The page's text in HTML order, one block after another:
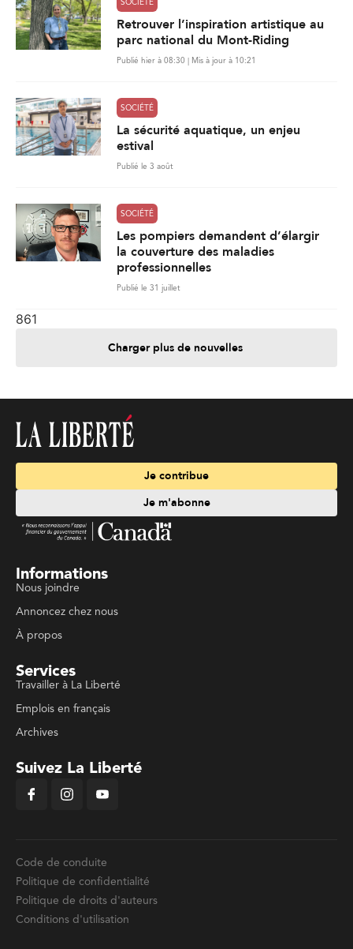
SOCIÉTÉ
Retrouver l’inspiration artistique au
parc national du Mont-Riding
Publié hier à 08:30 | Mis à jour à 10:21
SOCIÉTÉ
La sécurité aquatique, un enjeu
estival
Publié le 3 août
SOCIÉTÉ
Les pompiers demandent d’élargir
la couverture des maladies
professionnelles
Publié le 31 juillet
861
Charger plus de nouvelles
Je contribue
Je m'abonne
Informations
Nous joindre
Annoncez chez nous
À propos
Services
Travailler à La Liberté
Emplois en français
Archives
Suivez La Liberté
Code de conduite
Politique de confidentialité
Politique de droits d'auteurs
Conditions d'utilisation